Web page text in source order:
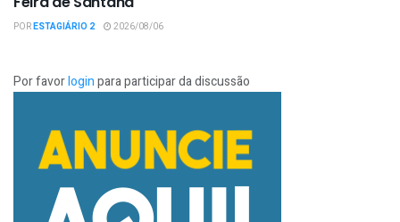
PORESTAGIÁRIO 2 2026/08/06
Por favorloginpara participar da discussão